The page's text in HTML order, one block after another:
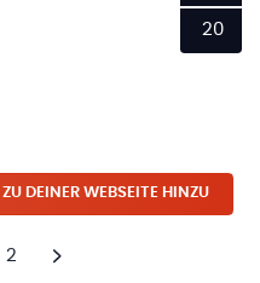
20
ZU DEINER WEBSEITE HINZU
2
Weiter